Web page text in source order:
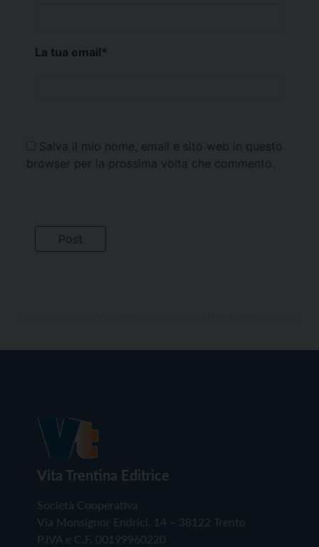
La tua email*
Salva il mio nome, email e sito web in questo
browser per la prossima volta che commento.
Vita Trentina Editrice
Società Cooperativa
Via Monsignor Endrici, 14 – 38122 Trento
P.IVA e C.F. 00199960220